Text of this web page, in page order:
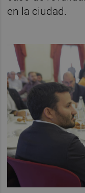
en la ciudad.